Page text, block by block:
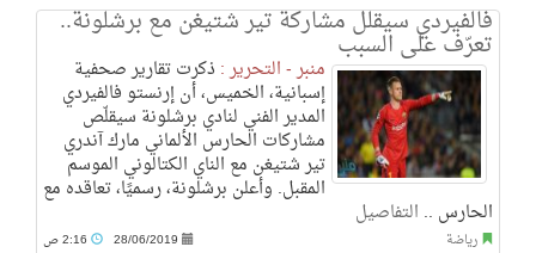
فالفيردي سيقلل مشاركة تير شتيغن مع برشلونة..
تعرّف على السبب
منبر - التحرير : ذكرت تقارير صحفية
إسبانية، الخميس، أن إرنستو فالفيردي
المدير الفني لنادي برشلونة سيقلّص
مشاركات الحارس الألماني مارك آندري
تير شتيغن مع الناي الكتالوني الموسم
المقبل. وأعلن برشلونة، رسميًا، تعاقده مع
الحارس .. التفاصيل
رياضة 28/06/2019